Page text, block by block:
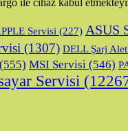
ile cihaz kabul
Servisi (227) ASUS
(1307) DELL Şarj
(555) MSI Servisi (546)
Servisi